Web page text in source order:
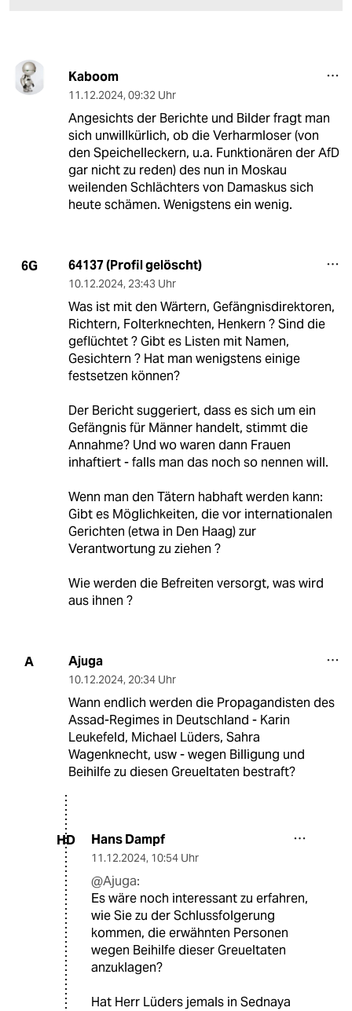
Kaboom
11.12.2024, 09:32 Uhr
Angesichts der Berichte und Bilder fragt man
sich unwillkürlich, ob die Verharmloser (von
den Speichelleckern, u.a. Funktionären der AfD
gar nicht zu reden) des nun in Moskau
weilenden Schlächters von Damaskus sich
heute schämen. Wenigstens ein wenig.
6G 64137 (Profil gelöscht)
10.12.2024, 23:43 Uhr
Was ist mit den Wärtern, Gefängnisdirektoren,
Richtern, Folterknechten, Henkern ? Sind die
geflüchtet ? Gibt es Listen mit Namen,
Gesichtern ? Hat man wenigstens einige
festsetzen können?
Der Bericht suggeriert, dass es sich um ein
Gefängnis für Männer handelt, stimmt die
Annahme? Und wo waren dann Frauen
inhaftiert - falls man das noch so nennen will.
Wenn man den Tätern habhaft werden kann:
Gibt es Möglichkeiten, die vor internationalen
Gerichten (etwa in Den Haag) zur
Verantwortung zu ziehen ?
Wie werden die Befreiten versorgt, was wird
aus ihnen ?
A Ajuga
10.12.2024, 20:34 Uhr
Wann endlich werden die Propagandisten des
Assad-Regimes in Deutschland - Karin
Leukefeld, Michael Lüders, Sahra
Wagenknecht, usw - wegen Billigung und
Beihilfe zu diesen Greueltaten bestraft?
HD Hans Dampf
11.12.2024, 10:54 Uhr
@Ajuga:
Es wäre noch interessant zu erfahren,
wie Sie zu der Schlussfolgerung
kommen, die erwähnten Personen
wegen Beihilfe dieser Greueltaten
anzuklagen?
Hat Herr Lüders jemals in Sednaya